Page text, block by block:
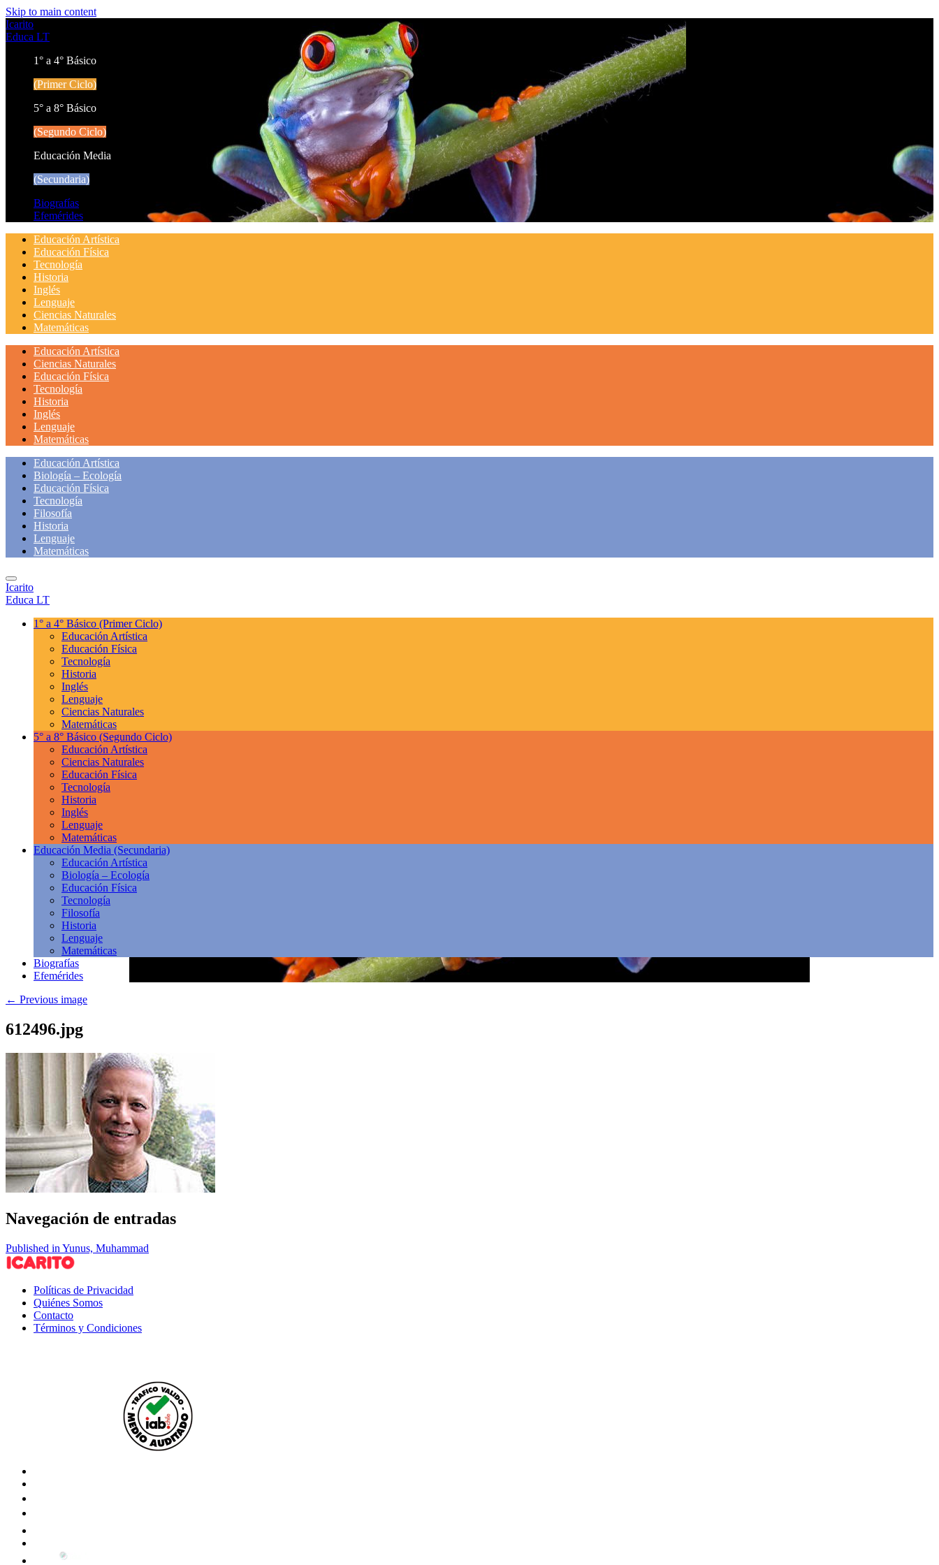
Skip to main content
Icarito
Educa LT
1° a 4° Básico
(Primer Ciclo)
5° a 8° Básico
(Segundo Ciclo)
Educación Media
(Secundaria)
Biografías
Efemérides
Educación Artística
Educación Física
Tecnología
Historia
Inglés
Lenguaje
Ciencias Naturales
Matemáticas
Educación Artística
Ciencias Naturales
Educación Física
Tecnología
Historia
Inglés
Lenguaje
Matemáticas
Educación Artística
Biología – Ecología
Educación Física
Tecnología
Filosofía
Historia
Lenguaje
Matemáticas
Icarito
Educa LT
1° a 4° Básico (Primer Ciclo)
Educación Artística
Educación Física
Tecnología
Historia
Inglés
Lenguaje
Ciencias Naturales
Matemáticas
5° a 8° Básico (Segundo Ciclo)
Educación Artística
Ciencias Naturales
Educación Física
Tecnología
Historia
Inglés
Lenguaje
Matemáticas
Educación Media (Secundaria)
Educación Artística
Biología – Ecología
Educación Física
Tecnología
Filosofía
Historia
Lenguaje
Matemáticas
Biografías
Efemérides
← Previous image
612496.jpg
Navegación de entradas
Published in Yunus, Muhammad
Políticas de Privacidad
Quiénes Somos
Contacto
Términos y Condiciones